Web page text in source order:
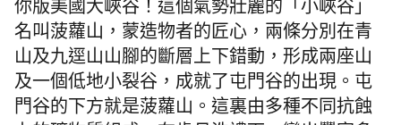
你版美國大峽谷！這個氣勢壯麗的「小峽谷」
名叫菠蘿山，蒙造物者的匠心，兩條分別在青
山及九逕山山腳的斷層上下錯動，形成兩座山
及一個低地小裂谷，成就了屯門谷的出現。屯
門谷的下方就是菠蘿山。這裏由多種不同抗蝕